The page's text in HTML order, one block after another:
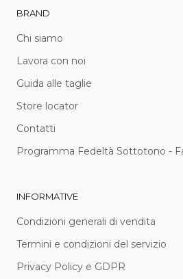
BRAND
Chi siamo
Lavora con noi
Guida alle taglie
Store locator
Contatti
Programma Fedeltà Sottotono -
INFORMATIVE
Condizioni generali di vendita
Termini e condizioni del servizio
Privacy Policy e GDPR